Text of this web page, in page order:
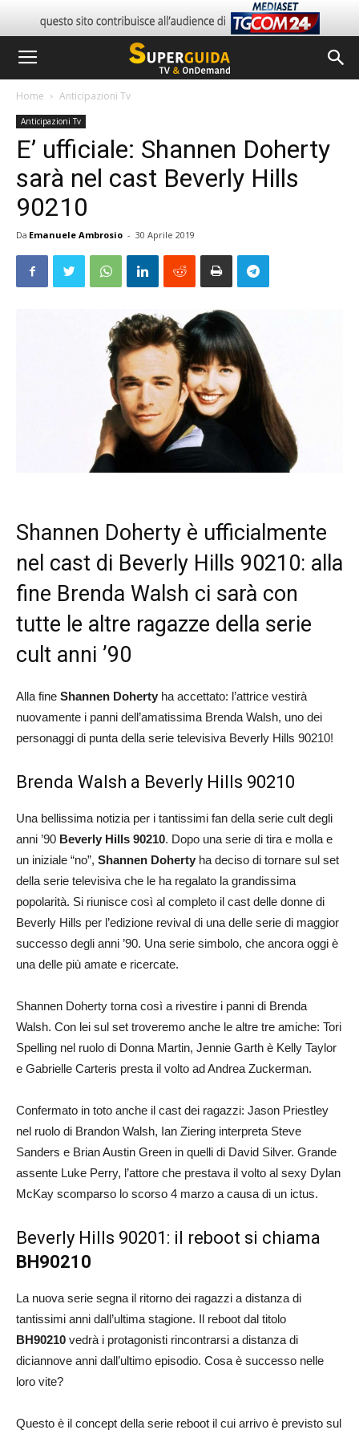
Home Anticipazioni Tv
Anticipazioni Tv
E’ ufficiale: Shannen Doherty
sarà nel cast Beverly Hills
90210
Da Emanuele Ambrosio - 30 Aprile 2019
Shannen Doherty è ufficialmente
nel cast di Beverly Hills 90210: alla
fine Brenda Walsh ci sarà con
tutte le altre ragazze della serie
cult anni ’90
Alla fine Shannen Doherty ha accettato: l’attrice vestirà
nuovamente i panni dell’amatissima Brenda Walsh, uno dei
personaggi di punta della serie televisiva Beverly Hills 90210!
Brenda Walsh a Beverly Hills 90210
Una bellissima notizia per i tantissimi fan della serie cult degli
anni ’90 Beverly Hills 90210. Dopo una serie di tira e molla e
un iniziale “no”, Shannen Doherty ha deciso di tornare sul set
della serie televisiva che le ha regalato la grandissima
popolarità. Si riunisce così al completo il cast delle donne di
Beverly Hills per l’edizione revival di una delle serie di maggior
successo degli anni ’90. Una serie simbolo, che ancora oggi è
una delle più amate e ricercate.
Shannen Doherty torna così a rivestire i panni di Brenda
Walsh. Con lei sul set troveremo anche le altre tre amiche: Tori
Spelling nel ruolo di Donna Martin, Jennie Garth è Kelly Taylor
e Gabrielle Carteris presta il volto ad Andrea Zuckerman.
Confermato in toto anche il cast dei ragazzi: Jason Priestley
nel ruolo di Brandon Walsh, Ian Ziering interpreta Steve
Sanders e Brian Austin Green in quelli di David Silver. Grande
assente Luke Perry, l’attore che prestava il volto al sexy Dylan
McKay scomparso lo scorso 4 marzo a causa di un ictus.
Beverly Hills 90201: il reboot si chiama
BH90210
La nuova serie segna il ritorno dei ragazzi a distanza di
tantissimi anni dall’ultima stagione. Il reboot dal titolo
BH90210 vedrà i protagonisti rincontrarsi a distanza di
diciannove anni dall’ultimo episodio. Cosa è successo nelle
loro vite?
Questo è il concept della serie reboot il cui arrivo è previsto sul